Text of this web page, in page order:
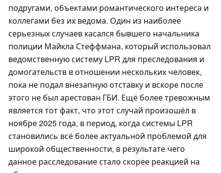
подругами, объектами романтического интереса и
коллегами без их ведома. Один из наиболее
серьезных случаев касался бывшего начальника
полиции Майкла Стеффмана, который использовал
ведомственную систему LPR для преследования и
домогательств в отношении нескольких человек,
пока не подал внезапную отставку и вскоре после
этого не был арестован ГБИ. Ещё более тревожным
является тот факт, что этот случай произошёл в
ноябре 2025 года, в период, когда системы LPR
становились всё более актуальной проблемой для
широкой общественности, в результате чего
данное расследование стало скорее реакцией на